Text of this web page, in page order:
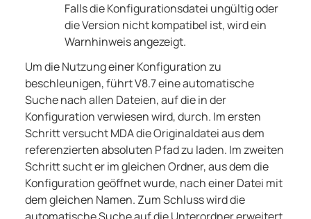
Falls die Konfigurationsdatei ungültig oder
die Version nicht kompatibel ist, wird ein
Warnhinweis angezeigt.
Um die Nutzung einer Konfiguration zu
beschleunigen, führtV8.7eine automatische
Suche nach allen Dateien, auf die in der
Konfiguration verwiesen wird, durch. Im ersten
Schritt versuchtMDAdie Originaldatei aus dem
referenzierten absoluten Pfad zu laden. Im zweiten
Schritt sucht er im gleichen Ordner, aus dem die
Konfiguration geöffnet wurde, nach einer Datei mit
dem gleichen Namen. Zum Schluss wird die